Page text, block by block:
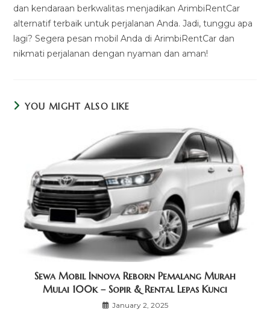
dan kendaraan berkwalitas menjadikan ArimbiRentCar
alternatif terbaik untuk perjalanan Anda. Jadi, tunggu apa
lagi? Segera pesan mobil Anda di ArimbiRentCar dan
nikmati perjalanan dengan nyaman dan aman!
YOU MIGHT ALSO LIKE
Sewa Mobil Innova Reborn Pemalang Murah
Mulai 100k – Sopir & Rental Lepas Kunci
January 2, 2025